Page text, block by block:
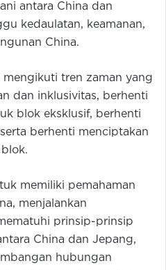
antara China dan
kedaulatan, keamanan,
China.
mengikuti tren zaman yang
dan inklusivitas, berhenti
blok eksklusif, berhenti
berhenti menciptakan
memiliki pemahaman
menjalankan
prinsip-prinsip
China dan Jepang,
hubungan